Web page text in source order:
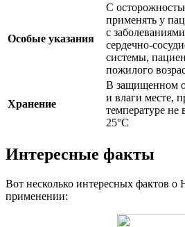
Особые указания
С
применять у
с заболеваниями
сердечно-
системы,
пожилого
Хранение
В защищенном
и влаги месте,
температуре не
25°C
Интересные факты
Вот несколько интересных фактов о
применении: